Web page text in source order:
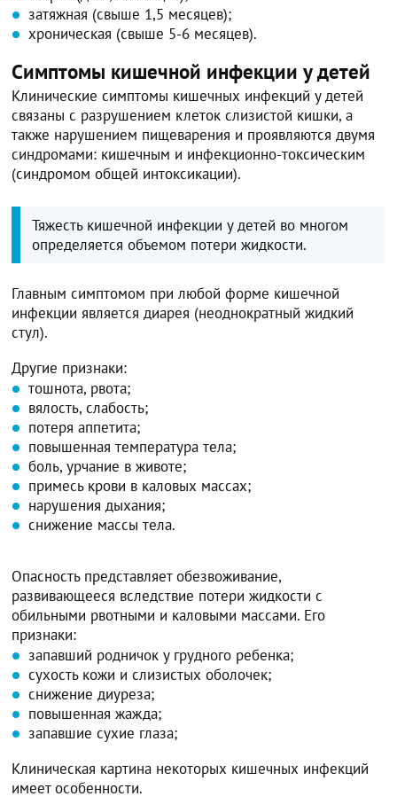
затяжная (свыше 1,5 месяцев);
хроническая (свыше 5-6 месяцев).
Симптомы кишечной инфекции у детей
Клинические симптомы кишечных инфекций у детей
связаны с разрушением клеток слизистой кишки, а
также нарушением пищеварения и проявляются двумя
синдромами: кишечным и инфекционно-токсическим
(синдромом общей интоксикации).
Тяжесть кишечной инфекции у детей во многом
определяется объемом потери жидкости.
Главным симптомом при любой форме кишечной
инфекции является диарея (неоднократный жидкий
стул).
Другие признаки:
тошнота, рвота;
вялость, слабость;
потеря аппетита;
повышенная температура тела;
боль, урчание в животе;
примесь крови в каловых массах;
нарушения дыхания;
снижение массы тела.
Опасность представляет обезвоживание,
развивающееся вследствие потери жидкости с
обильными рвотными и каловыми массами. Его
признаки:
запавший родничок у грудного ребенка;
сухость кожи и слизистых оболочек;
снижение диуреза;
повышенная жажда;
запавшие сухие глаза;
Клиническая картина некоторых кишечных инфекций
имеет особенности.